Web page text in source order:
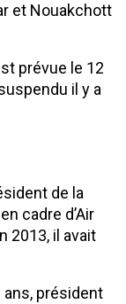
et Nouakchott
prévue le 12
il y a
de la
cadre d’Air
2013, il avait
ans, président